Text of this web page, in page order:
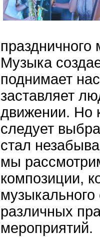
праздничного
Музыка
поднимает
заставляет
движении. Но
следует
стал
мы
композиции,
различных
мероприятий.